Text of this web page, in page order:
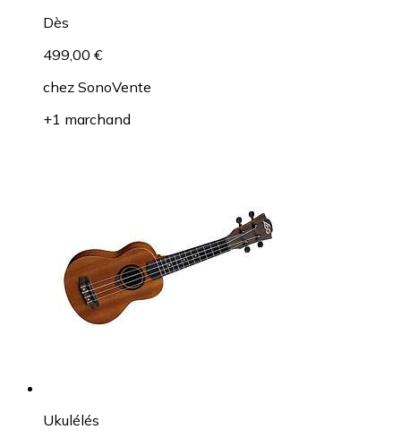
Dès
499,00 €
chez SonoVente
+1 marchand
Ukulélés